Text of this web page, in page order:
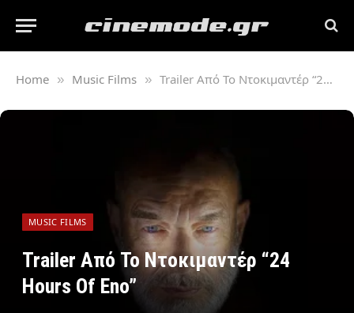
Home » Music Films » Trailer Από Το Ντοκιμαντέρ “24 Hours Of Eno”
MUSIC FILMS
Trailer Από Το Ντοκιμαντέρ “24
Hours Of Eno”